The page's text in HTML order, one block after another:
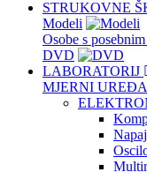
STRUKOVNE
Modeli
Osobe s
DVD
LABORATORIJ
MJERNI